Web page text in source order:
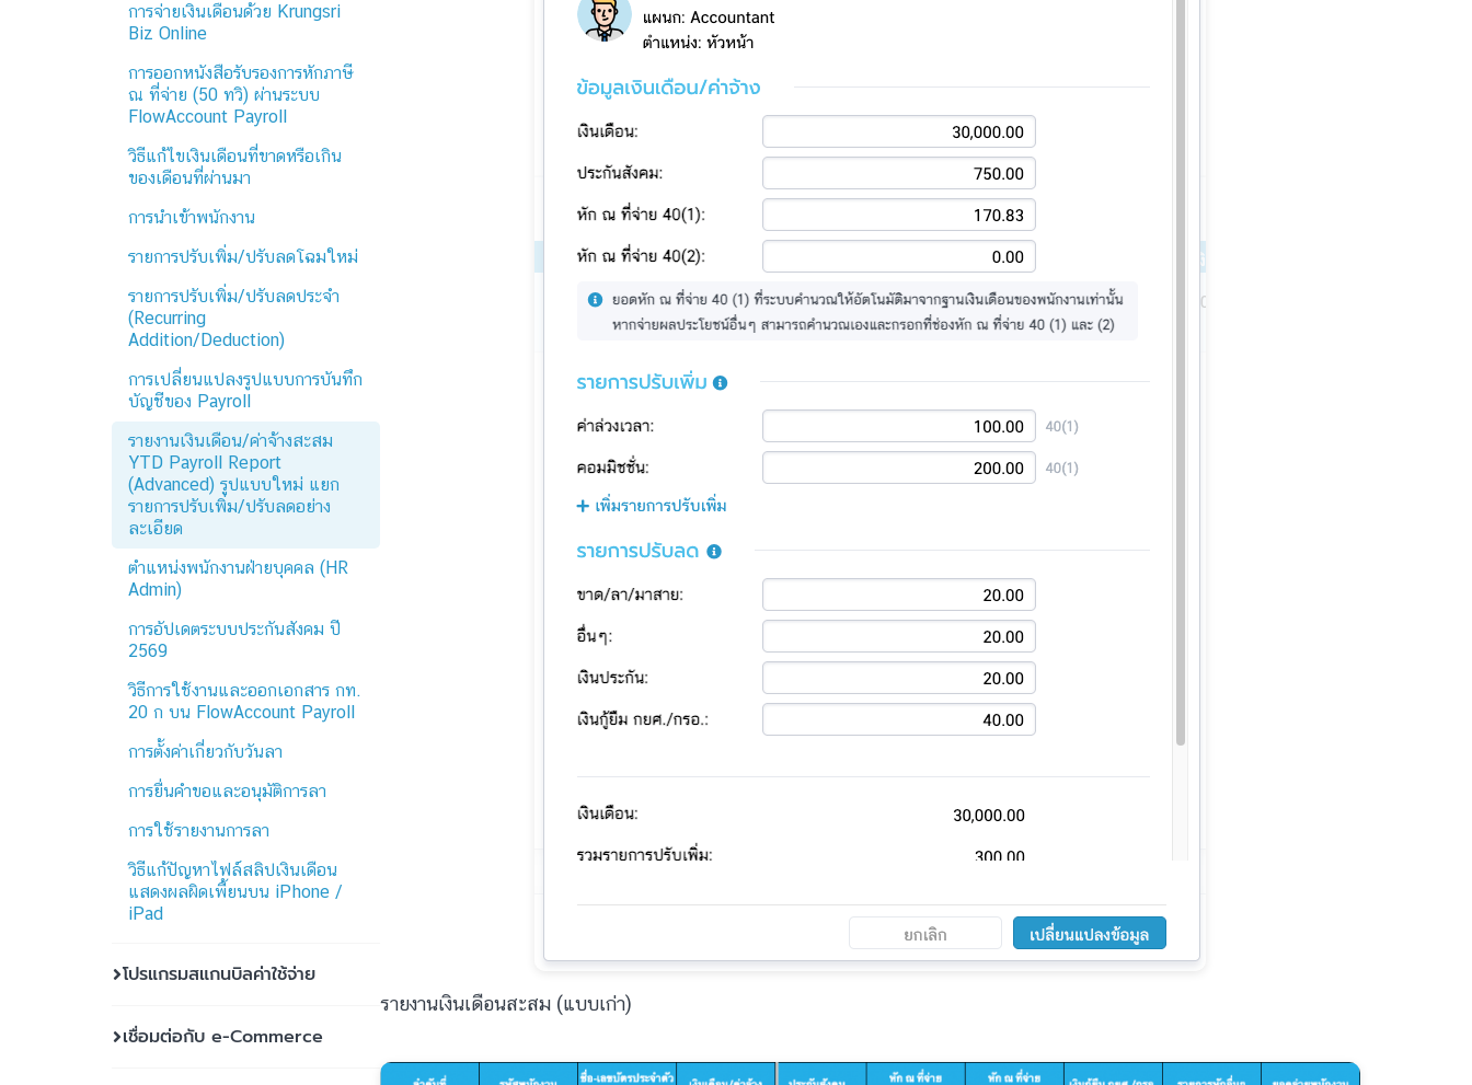
การจ่ายเงินเดือนด้วย Krungsri
Biz Online
การออกหนังสือรับรองการหักภาษี
ณ ที่จ่าย (50 ทวิ) ผ่านระบบ
FlowAccount Payroll
วิธีแก้ไขเงินเดือนที่ขาดหรือเกิน
ของเดือนที่ผ่านมา
การนำเข้าพนักงาน
รายการปรับเพิ่ม/ปรับลดโฉมใหม่
รายการปรับเพิ่ม/ปรับลดประจำ
(Recurring
Addition/Deduction)
การเปลี่ยนแปลงรูปแบบการบันทึก
บัญชีของ Payroll
รายงานเงินเดือน/ค่าจ้างสะสม
YTD Payroll Report
(Advanced) รูปแบบใหม่ แยก
รายการปรับเพิ่ม/ปรับลดอย่าง
ละเอียด
ตำแหน่งพนักงานฝ่ายบุคคล (HR
Admin)
การอัปเดตระบบประกันสังคม ปี
2569
วิธีการใช้งานและออกเอกสาร กท.
20 ก บน FlowAccount Payroll
การตั้งค่าเกี่ยวกับวันลา
การยื่นคำขอและอนุมัติการลา
การใช้รายงานการลา
วิธีแก้ปัญหาไฟล์สลิปเงินเดือน
แสดงผลผิดเพี้ยนบน iPhone /
iPad
โปรแกรมสแกนบิลค่าใช้จ่าย
เชื่อมต่อกับ e-Commerce
รายงานเงินเดือนสะสม (แบบเก่า)